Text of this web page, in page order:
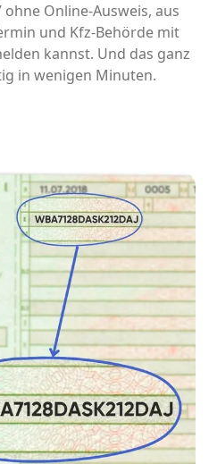
Online-Ausweis, aus
und Kfz-Behörde mit
kannst. Und das ganz
in wenigen Minuten.